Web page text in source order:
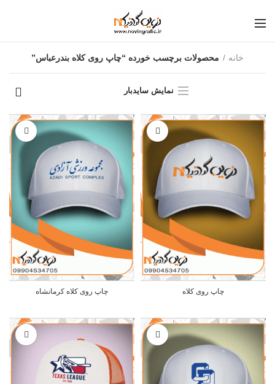
خانه محصولات برچسب خورده “چاپ روی کلاه بندرعباس”
نمایش سایدبار
چاپ روی کلاه چاپ روی کلاه کرمانشاه